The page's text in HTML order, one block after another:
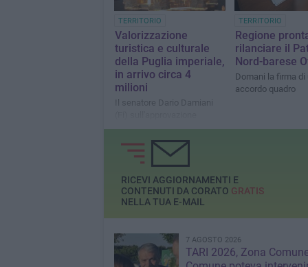
TERRITORIO
Valorizzazione
turistica e culturale
della Puglia imperiale,
in arrivo circa 4
milioni
Il senatore Dario Damiani
ministeriale di un progetto
dell'Agenzia Nord Barese
Ofantina
TERRITORIO
Regione
rilanciare il
Nord-barese
Domani la firma di
accordo quadro
RICEVI AGGIORNAMENTI E
CONTENUTI DA CORATO GRATIS
NELLA TUA E-MAIL
7 AGOSTO 2026
TARI 2026, Zona